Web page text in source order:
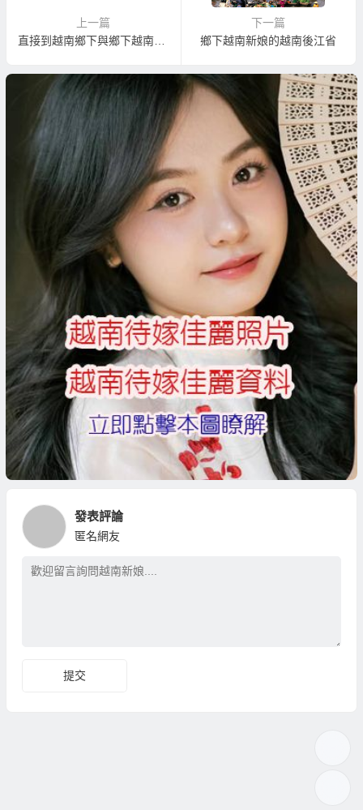
上一篇
直接到越南鄉下與鄉下越南新娘一對一相親！
下一篇
鄉下越南新娘的越南後江省
發表評論
匿名網友
提交